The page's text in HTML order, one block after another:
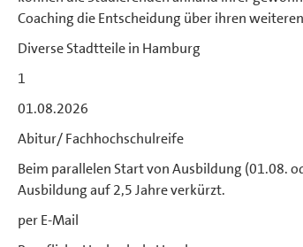
Coaching die Entscheidung über ihren
Diverse Stadtteile in Hamburg
1
01.08.2026
Abitur/ Fachhochschulreife
Beim parallelen Start von Ausbildung (01.08.
Ausbildung auf 2,5 Jahre verkürzt.
per E-Mail